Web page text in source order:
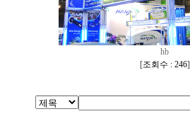
hb
[조회수 : 246]